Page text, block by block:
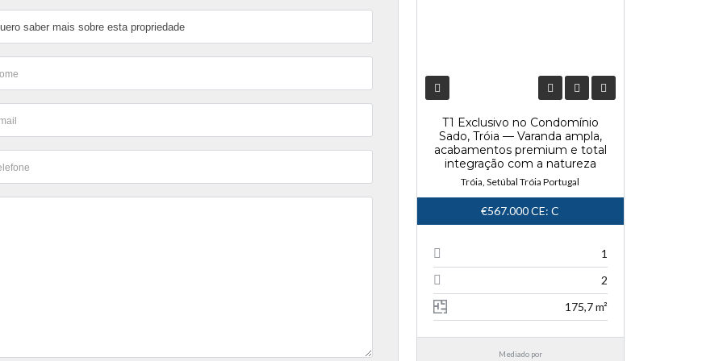
T1 Exclusivo no Condomínio
Sado, Tróia — Varanda ampla,
acabamentos premium e total
integração com a natureza
Tróia, Setúbal Tróia Portugal
€567.000CE: C
1
2
175,7 m²
Mediado por